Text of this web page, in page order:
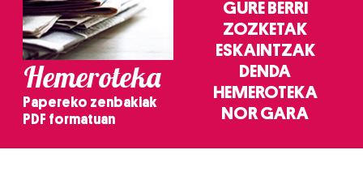
Hemeroteka
Papereko zenbakiak
PDF formatuan
GURE BERRI
ZOZKETAK
ESKAINTZAK
DENDA
HEMEROTEKA
NOR GARA